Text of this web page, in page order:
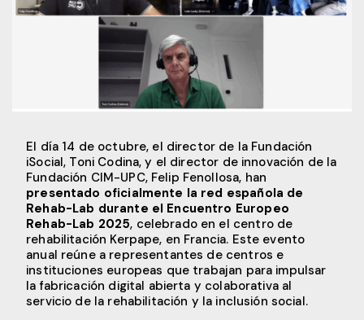
El día 14 de octubre, el director de la Fundación
iSocial, Toni Codina, y el director de innovación de la
Fundación CIM-UPC, Felip Fenollosa, han
presentado oficialmente la red española de
Rehab-Lab durante el Encuentro Europeo
Rehab-Lab 2025, celebrado en el centro de
rehabilitación Kerpape, en Francia. Este evento
anual reúne a representantes de centros e
instituciones europeas que trabajan para impulsar
la fabricación digital abierta y colaborativa al
servicio de la rehabilitación y la inclusión social.